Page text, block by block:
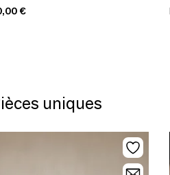
€
uniques